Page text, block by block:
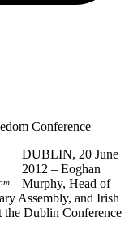
Conference
DUBLIN, 20 June
2012 – Eoghan
Murphy, Head of
Assembly, and Irish
the Dublin Conference